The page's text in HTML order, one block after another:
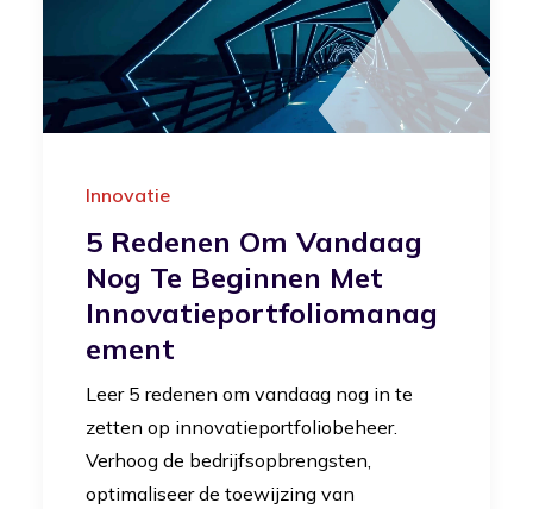
Innovatie
5 Redenen Om Vandaag
Nog Te Beginnen Met
Innovatieportfoliomanag
Ement
Leer 5 redenen om vandaag nog in te
zetten op innovatieportfoliobeheer.
Verhoog de bedrijfsopbrengsten,
optimaliseer de toewijzing van